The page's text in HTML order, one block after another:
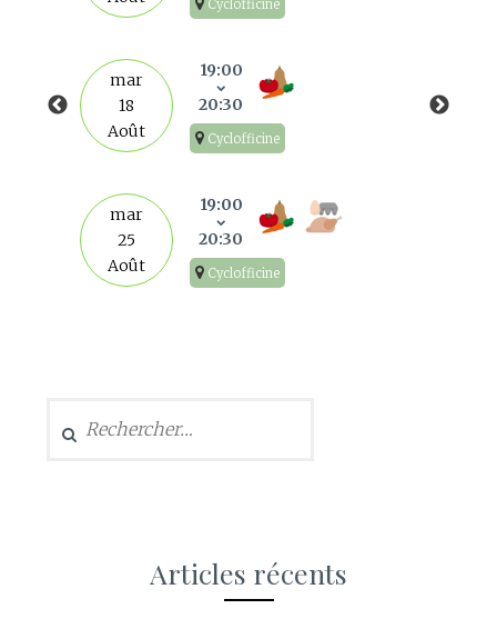
Cyclofficine
mar
18
Août
19:00
20:30
Cyclofficine
mar
25
Août
19:00
20:30
Cyclofficine
Articles récents